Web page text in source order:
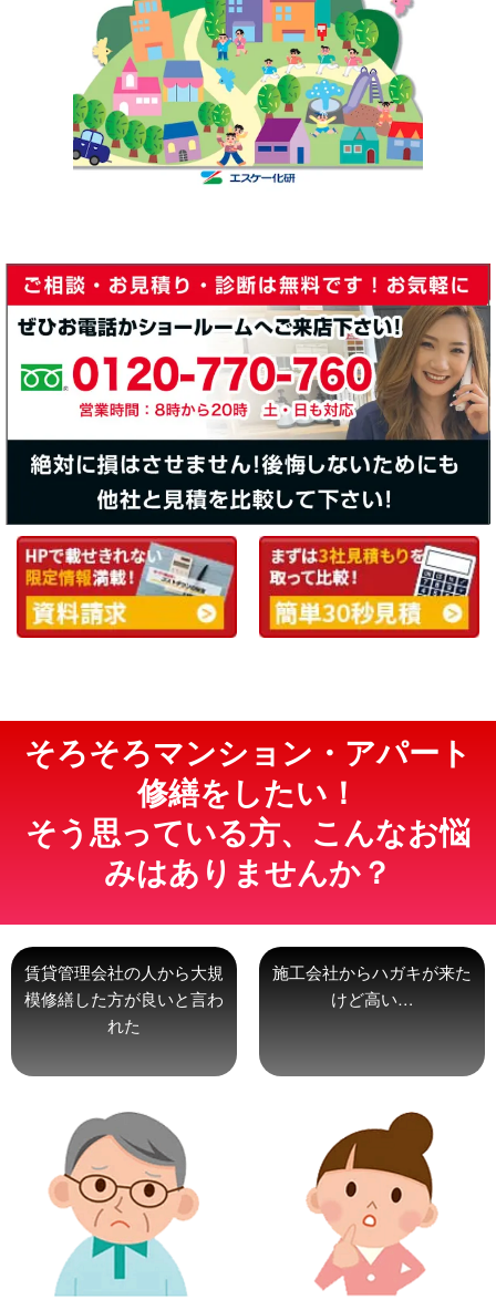
そろそろマンション・アパート
修繕をしたい！
そう思っている方、こんなお悩
みはありませんか？
賃貸管理会社の人から大規
模修繕した方が良いと言わ
れた
施工会社からハガキが来た
けど高い…